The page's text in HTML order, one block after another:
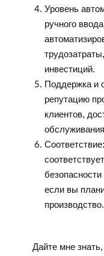
Уровень
ручного
инвестиций.
Поддержка и
репутацию
клиентов,
если вы
производство.
Дайте мне